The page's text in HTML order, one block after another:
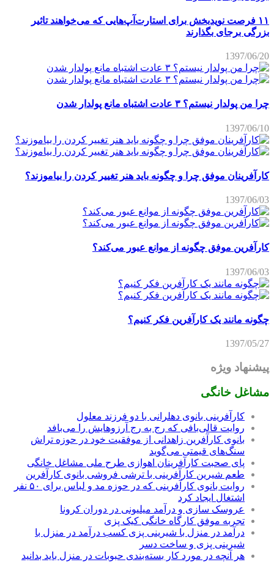
۱۱ فرصت نویدبخش برای استارت‌آپ‌هایی که می‌خواهند تاثیر
بزرگی برجای بگذارند
1397/06/20
چرا من پولدار نیستم؟ ۳ عادت اشتباه مانع پولدار شدن
1397/06/10
کارآفرینان موفق چرا و چگونه باید هنر تغییر کردن را بیاموزند؟
1397/06/03
کارآفرین موفق چگونه از موانع عبور می‌کند؟
1397/06/03
چگونه مانند یک کارآفرین فکر کنیم؟
1397/05/27
پیشنهاد ویژه
مشاغل خانگی
کارآفرینی بانوی دهلرانی با دو فرزند معلول
روایت قالی‌بافی که رج به رج آرزوهایش را می‌بافد
بانوی کارآفرین زاهدانی از موفقیت خود در حوزه تراش
سنگ‌های قیمتی می‌گوید
پای صحبت کارآفرینان اهوازی طرح ملی مشاغل خانگی
طعم شیرین کارآفرینی با ترشی فروشی بانوی کارآفرین
روایت بانوی کارآفرینی که در حوزه مد و لباس برای ۵۰ نفر
اشتغال ایجاد کرد
عروسک سازی و درآمد میلیونی در دوران کرونا
تجربه موفق کارگاه خانگی کیک پزی
درآمد در منزل با شیرینی پزی کسب درآمد در منزل با
شیرینی پزی و ساخت دسر
هر آنچه در مورد کار بسته‌بندی حبوبات در منزل باید بدانید